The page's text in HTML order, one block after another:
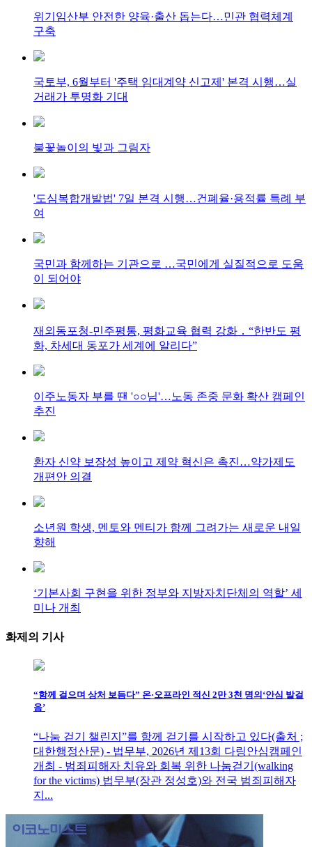
위기임산부 안전한 양육·출산 돕는다…민관 협력체계
구축
국토부, 6월부터 '주택 임대계약 신고제' 본격 시행…실
거래가 투명화 기대
불꽃놀이의 빛과 그림자
'도심복합개발법' 7일 본격 시행…건폐율·용적률 특례 부
여
국민과 함께하는 기관으로 …국민에게 실질적으로 도움
이 되어야
재외동포청-민주평통, 평화교육 협력 강화 ․ “한반도 평
화, 차세대 동포가 세계에 알리다”
이주노동자 부를 땐 '○○님'…노동 존중 문화 확산 캠페인
추진
환자 신약 보장성 높이고 제약 혁신은 촉진…약가제도
개편안 의결
소년원 학생, 멘토와 멘티가 함께 그려가는 새로운 내일
향해
‘기본사회 구현을 위한 정부와 지방자치단체의 역할’ 세
미나 개최
화제의 기사
“함께 걸으며 상처 보듬다” 온·오프라인 적신 2만 3천 명의‘안심 발걸
음’
“나눔 걷기 챌린지”를 함께 걷기를 시작하고 있다(출처 ;
대한행정산문) - 법무부, 2026년 제13회 다링안심캠페인
개최 - 범죄피해자 치유와 회복 위한 나눔걷기(walking
for the victims) 법무부(장관 정성호)와 전국 범죄피해자
지...